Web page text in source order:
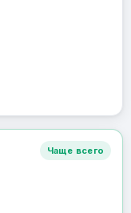
Чаще всего